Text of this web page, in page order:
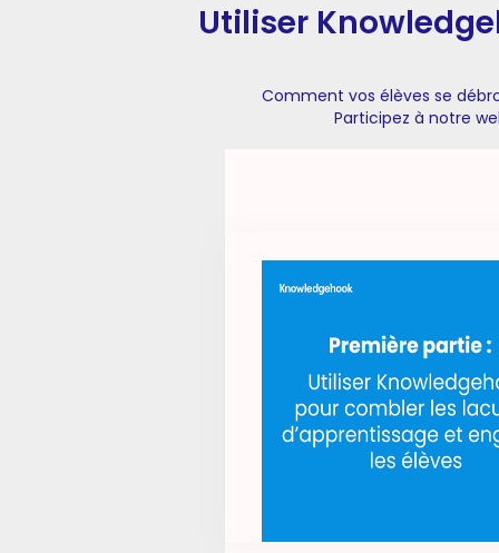
Utiliser
Comment vos élèves se
Participez à notre